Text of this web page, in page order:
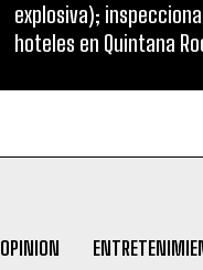
explosiva); inspecciona
hoteles en Quintana
OPINION